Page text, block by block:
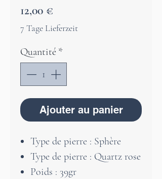
12,00 €
7 Tage Lieferzeit
Quantité *
Ajouter au panier
Type de pierre : Sphère
Type de pierre : Quartz rose
Poids : 39gr